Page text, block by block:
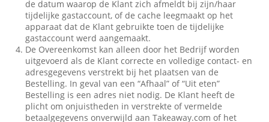
de datum waarop de Klant zich afmeldt bij zijn/haar
tijdelijke gastaccount, of de cache leegmaakt op het
apparaat dat de Klant gebruikte toen de tijdelijke
gastaccount werd aangemaakt.
De Overeenkomst kan alleen door het Bedrijf worden
uitgevoerd als de Klant correcte en volledige contact- en
adresgegevens verstrekt bij het plaatsen van de
Bestelling. In geval van een “Afhaal” of “Uit eten”
Bestelling is een adres niet nodig. De Klant heeft de
plicht om onjuistheden in verstrekte of vermelde
betaalgegevens onverwijld aan Takeaway.com of het